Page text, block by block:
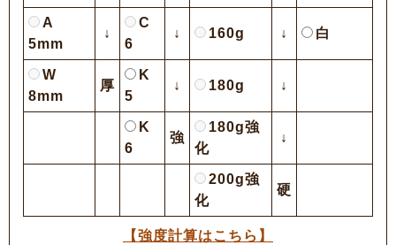
A
5mm
↓
C
6
↓ 160g ↓ 白
W
8mm
厚
K
5
↓ 180g ↓
K
6
強
180g強
化
↓
200g強
化
硬
【強度計算はこちら】